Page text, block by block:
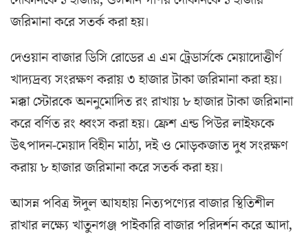
জরিমানা ক‌রে সতর্ক করা হয়।
দেওয়ান বাজার ডিসি রোডের এ এম ট্রেডার্সকে মেয়াদোত্তীর্ণ
খাদ্যদ্রব্য সংরক্ষণ করায় ৩ হাজার টাকা জরিমানা করা হয়।
মক্কা স্টো‌রকে অননু‌মো‌দিত রং রাখায় ৮ হাজার টাকা জ‌রিমানা
ক‌রে ব‌র্ণিত রং ধ্বংস করা হয়। ফ্রেশ এন্ড পিউর লাইফ‌কে
উৎপাদন-‌মেয়াদ বিহীন মাঠা, দই ও মোড়কজাত দুধ সংরক্ষণ
করায় ৮ হাজার জ‌রিমানা ক‌রে সতর্ক করা হয়।
আসন্ন প‌বিত্র ঈদুল আযহায় নিত‌্যপ‌ণ্যের বাজার স্থি‌তিশীল
রাখার ল‌ক্ষ্যে খাতুনগঞ্জ পাইকা‌রি বাজা‌র প‌রিদর্শন ক‌রে আদা,